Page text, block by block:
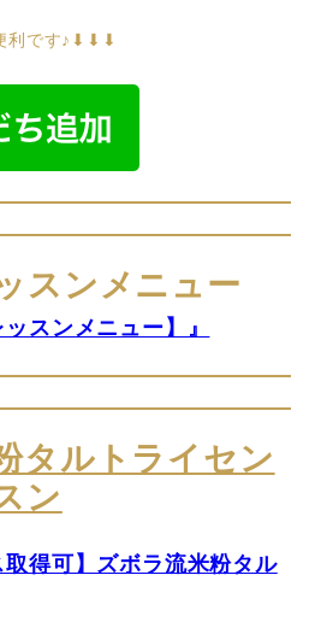
利です♪⬇︎⬇︎⬇︎
スンメニュー
ッスンメニュー】』
タルトライセン
ン
取得可】ズボラ流米粉タル